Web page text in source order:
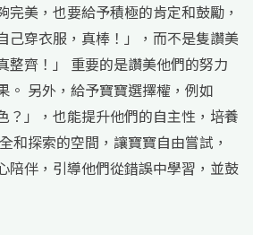
完美，也要給予積極的肯定和鼓勵，
己穿衣服，真棒！」，而不是隻讚美
整齊！」 重要的是讚美他們的努力
。 另外，給予寶寶選擇權，例如
？」，也能提升他們的自主性，培養
和探索的空間，讓寶寶自由嘗試，
陪伴，引導他們從錯誤中學習，並鼓